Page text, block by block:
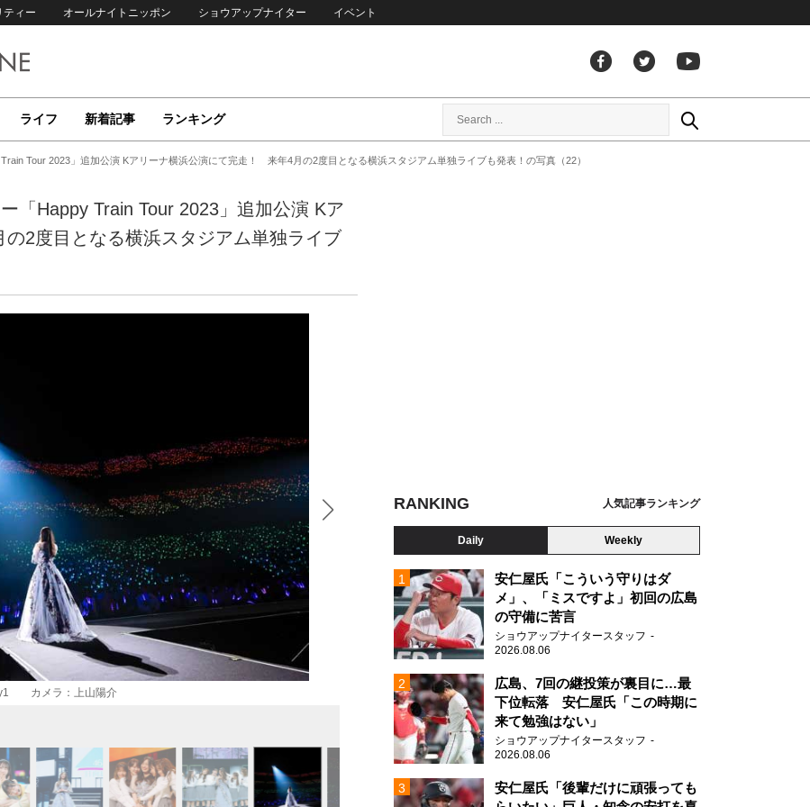
ティー オールナイトニッポン ショウアップナイター イベント
ライフ 新着記事 ランキング
Tour 2023」追加公演 Kアリーナ横浜公演にて完走！ 来年4月の2度目となる横浜スタジアム単独ライブも発表！の写真（22）
「Happy Train Tour 2023」追加公演 Kア
2度目となる横浜スタジアム単独ライブ
カメラ：上山陽介 日向坂46「Happy Train Tour 2023」追加公演 Day1 カメラ：上山陽介
RANKING 人気記事ランキング
Daily Weekly
安仁屋氏「こういう守りはダ
メ」、「ミスですよ」初回の広島
の守備に苦言
ショウアップナイタースタッフ
2026.08.06
広島、7回の継投策が裏目に…最
下位転落 安仁屋氏「この時期に
来て勉強はない」
ショウアップナイタースタッフ
2026.08.06
安仁屋氏「後輩だけに頑張っても